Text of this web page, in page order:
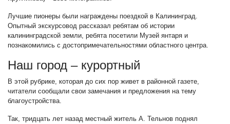
Лучшие пионеры были награждены поездкой в Калининград.
Опытный экскурсовод рассказал ребятам об истории
калининградской земли, ребята посетили Музей янтаря и
познакомились с достопримечательностями областного центра.
Наш город – курортный
В этой рубрике, которая до сих пор живет в районной газете,
читатели сообщали свои замечания и предложения на тему
благоустройства.
Так, тридцать лет назад местный житель А. Тельнов поднял